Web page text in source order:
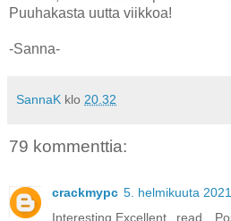
Puuhakasta uutta viikkoa!
-Sanna-
SannaK klo 20.32
79 kommenttia:
crackmypc 5. helmikuuta
Interesting.Excellent read,